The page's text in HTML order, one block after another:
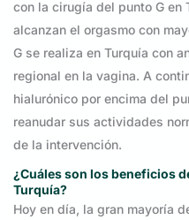
con la cirugía del punto G en
alcanzan el orgasmo con
G se realiza en Turquía con
regional en la vagina. A
hialurónico por encima del
reanudar sus actividades
de la intervención.
¿Cuáles son los beneficios
Turquía?
Hoy en día, la gran mayoría